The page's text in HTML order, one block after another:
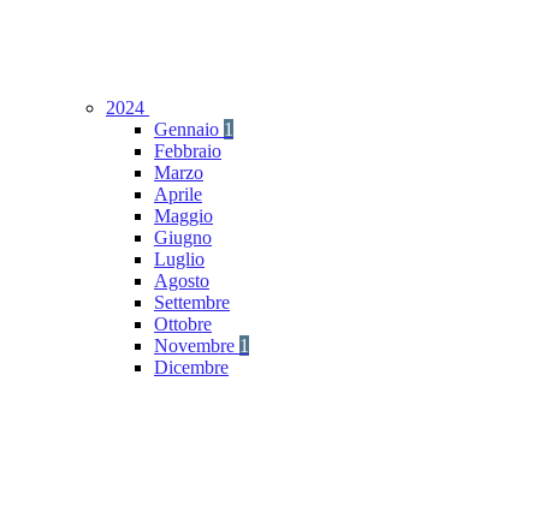
2024
Gennaio 1
Febbraio
Marzo
Aprile
Maggio
Giugno
Luglio
Agosto
Settembre
Ottobre
Novembre 1
Dicembre